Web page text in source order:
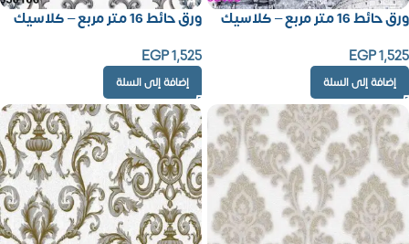
ورق حائط 16 متر مربع – كلاسيك
EGP1,525
إضافة إلى السلة
ورق حائط 16 متر مربع – كلاسيك
EGP1,525
إضافة إلى السلة